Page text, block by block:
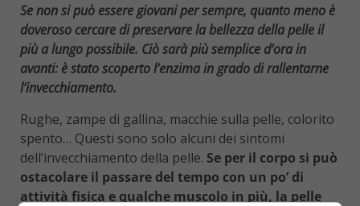
Se non si può essere giovani per sempre, quanto meno è
doveroso cercare di preservare la bellezza della pelle il
più a lungo possibile. Ciò sarà più semplice d’ora in
avanti: è stato scoperto l’enzima in grado di rallentarne
l’invecchiamento.
Rughe, zampe di gallina, macchie sulla pelle, colorito
spento… Questi sono solo alcuni dei sintomi
dell’invecchiamento della pelle. Se per il corpo si può
ostacolare il passare del tempo con un po’ di
attività fisica e qualche muscolo in più, la pelle